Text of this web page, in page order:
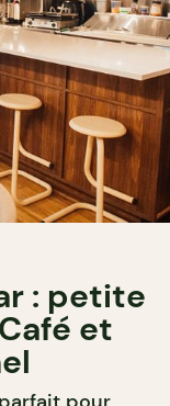
: petite
et